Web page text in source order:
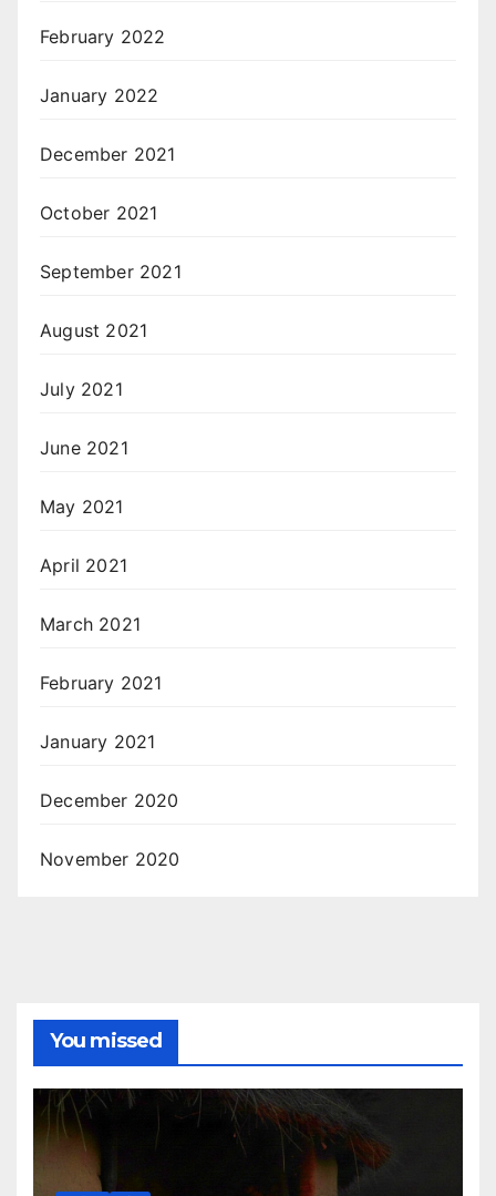
February 2022
January 2022
December 2021
October 2021
September 2021
August 2021
July 2021
June 2021
May 2021
April 2021
March 2021
February 2021
January 2021
December 2020
November 2020
You missed